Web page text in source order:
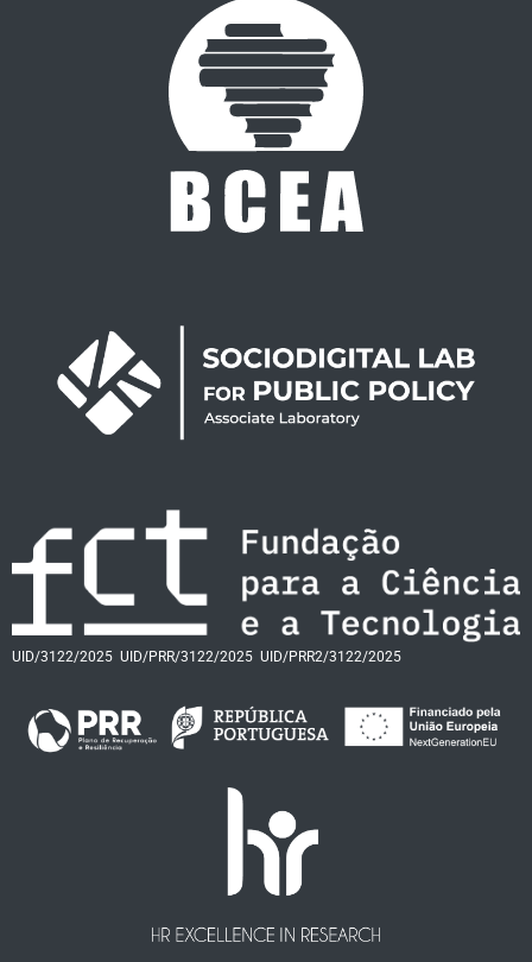
UID/3122/2025 UID/PRR/3122/2025 UID/PRR2/3122/2025